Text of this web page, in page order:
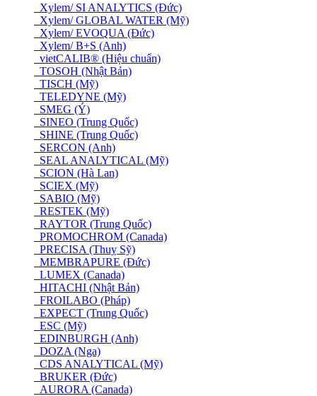
Xylem/ SI ANALYTICS (Đức)
Xylem/ GLOBAL WATER (Mỹ)
Xylem/ EVOQUA (Đức)
Xylem/ B+S (Anh)
vietCALIB® (Hiệu chuẩn)
TOSOH (Nhật Bản)
TISCH (Mỹ)
TELEDYNE (Mỹ)
SMEG (Ý)
SINEO (Trung Quốc)
SHINE (Trung Quốc)
SERCON (Anh)
SEAL ANALYTICAL (Mỹ)
SCION (Hà Lan)
SCIEX (Mỹ)
SABIO (Mỹ)
RESTEK (Mỹ)
RAYTOR (Trung Quốc)
PROMOCHROM (Canada)
PRECISA (Thuỵ Sỹ)
MEMBRAPURE (Đức)
LUMEX (Canada)
HITACHI (Nhật Bản)
FROILABO (Pháp)
EXPECT (Trung Quốc)
ESC (Mỹ)
EDINBURGH (Anh)
DOZA (Nga)
CDS ANALYTICAL (Mỹ)
BRUKER (Đức)
AURORA (Canada)